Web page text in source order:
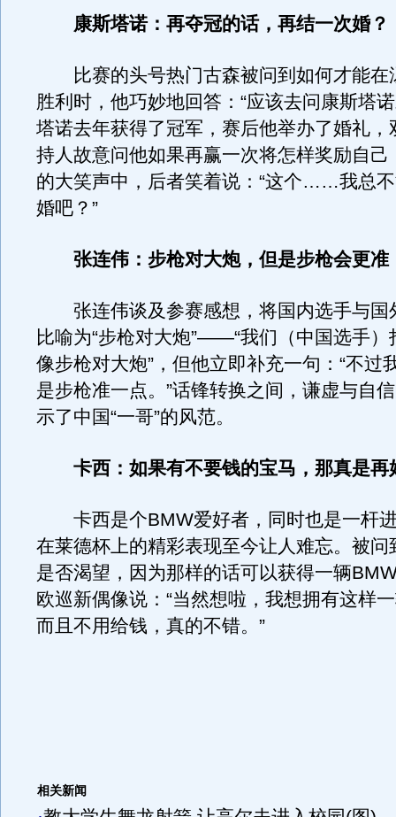
康斯塔诺：再夺冠的话，再结一次婚？
比赛的头号热门古森被问到如何才能在
胜利时，他巧妙地回答：“应该去问康斯塔
塔诺去年获得了冠军，赛后他举办了婚礼，
持人故意问他如果再赢一次将怎样奖励自己
的大笑声中，后者笑着说：“这个……我总
婚吧？”
张连伟：步枪对大炮，但是步枪会更准
张连伟谈及参赛感想，将国内选手与国
比喻为“步枪对大炮”——“我们（中国选手）
像步枪对大炮”，但他立即补充一句：“不过
是步枪准一点。”话锋转换之间，谦虚与自
示了中国“一哥”的风范。
卡西：如果有不要钱的宝马，那真是再
卡西是个BMW爱好者，同时也是一杆
在莱德杯上的精彩表现至今让人难忘。被问
是否渴望，因为那样的话可以获得一辆
欧巡新偶像说：“当然想啦，我想拥有这
而且不用给钱，真的不错。”
相关新闻